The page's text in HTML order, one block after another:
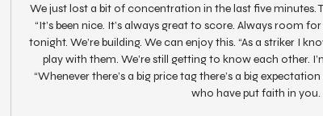
We just lost a bit of concentration in the last five minutes.
“It’s been nice. It’s always great to score. Always room
tonight. We’re building. We can enjoy this. “As a striker I
play with them. We’re still getting to know each other.
“Whenever there’s a big price tag there’s a big
who have put faith in you.